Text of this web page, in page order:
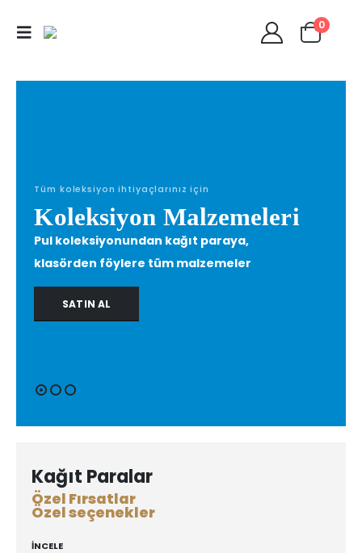
0
Tüm koleksiyon ihtiyaçlarınız için
Koleksiyon Malzemeleri
Pul koleksiyonundan kağıt paraya,
klasörden föylere tüm malzemeler
SATIN AL
Kağıt Paralar
Özel Fırsatlar
Özel seçenekler
İNCELE